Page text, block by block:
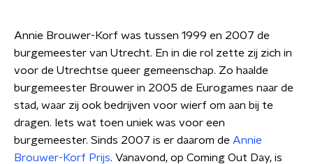
Annie Brouwer-Korf was tussen 1999 en 2007 de
burgemeester van Utrecht. En in die rol zette zij zich in
voor de Utrechtse queer gemeenschap. Zo haalde
burgemeester Brouwer in 2005 de Eurogames naar de
stad, waar zij ook bedrijven voor wierf om aan bij te
dragen. Iets wat toen uniek was voor een
burgemeester. Sinds 2007 is er daarom de Annie
Brouwer-Korf Prijs. Vanavond, op Coming Out Day, is